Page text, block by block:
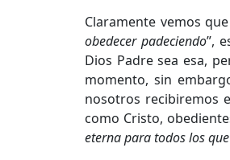
Claramente vemos
obedecer padeciendo”,
Dios Padre sea esa,
momento, sin
nosotros recibiremos
como Cristo,
eterna para todos los